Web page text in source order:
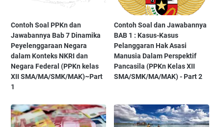
Contoh Soal PPKn dan
Jawabannya Bab 7 Dinamika
Peyelenggaraan Negara
dalam Konteks NKRI dan
Negara Federal (PPKn kelas
XII SMA/MA/SMK/MAK)~Part
1
Contoh Soal dan Jawabannya
BAB 1 : Kasus-Kasus
Pelanggaran Hak Asasi
Manusia Dalam Perspektif
Pancasila (PPKn Kelas XII
SMA/SMK/MA/MAK) - Part 2